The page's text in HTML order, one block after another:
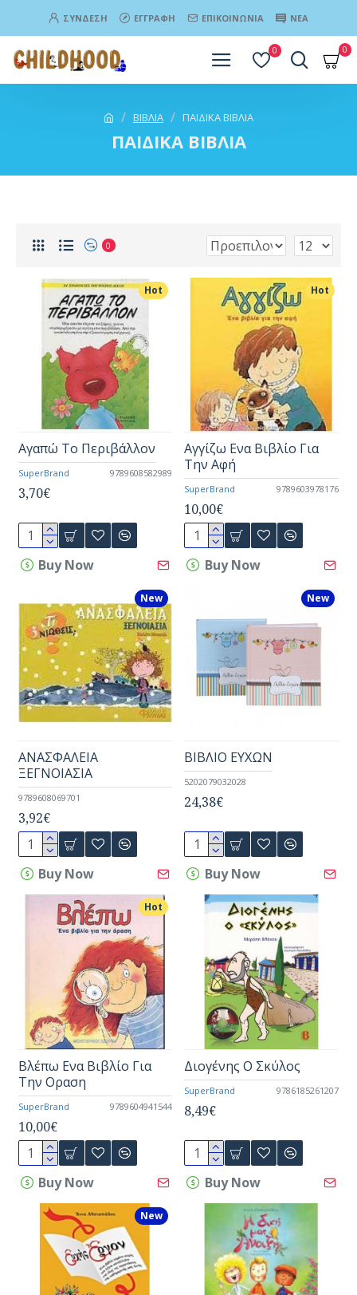
ΣΎΝΔΕΣΗ ΕΓΓΡΑΦΉ ΕΠΙΚΟΙΝΩΝΊΑ ΝΈΑ
0 0
ΒΙΒΛΙΑ ΠΑΙΔΙΚΑ ΒΙΒΛΙΑ
ΠΑΙΔΙΚΑ ΒΙΒΛΙΑ
0
Hot
SuperBrand 9789608582989
Αγαπώ Το Περιβάλλον
3,70€
Buy Now
Hot
SuperBrand 9789603978176
Αγγίζω Ενα Βιβλίο Για
Την Αφή
10,00€
Buy Now
New
9789608069701
ΑΝΑΣΦΑΛΕΙΑ
ΞΕΓΝΟΙΑΣΙΑ
3,92€
Buy Now
New
5202079032028
ΒΙΒΛΙΟ ΕΥΧΩΝ
24,38€
Buy Now
Hot
SuperBrand 9789604941544
Βλέπω Ενα Βιβλίο Για
Την Οραση
10,00€
Buy Now
SuperBrand 9786185261207
Διογένης Ο Σκύλος
8,49€
Buy Now
New